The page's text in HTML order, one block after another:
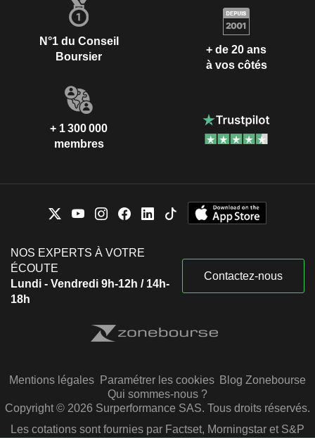
N°1 du Conseil
Boursier
+ de 20 ans
à vos côtés
+ 1 300 000
membres
NOS EXPERTS À VOTRE
ÉCOUTE
Lundi - Vendredi 9h-12h / 14h-
18h
Contactez-nous
Mentions légales Paramétrer les cookies Blog Zonebourse
Qui sommes-nous ?
Copyright © 2026 Surperformance SAS. Tous droits réservés.
Les cotations sont fournies par Factset, Morningstar et S&P